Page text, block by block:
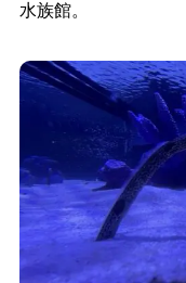
水族館。